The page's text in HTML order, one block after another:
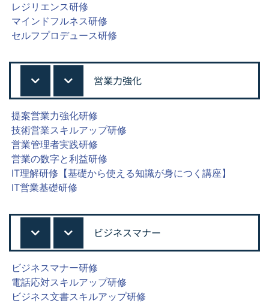
レジリエンス研修
マインドフルネス研修
セルフプロデュース研修
営業力強化
提案営業力強化研修
技術営業スキルアップ研修
営業管理者実践研修
営業の数字と利益研修
IT理解研修【基礎から使える知識が身につく講座】
IT営業基礎研修
ビジネスマナー
ビジネスマナー研修
電話応対スキルアップ研修
ビジネス文書スキルアップ研修